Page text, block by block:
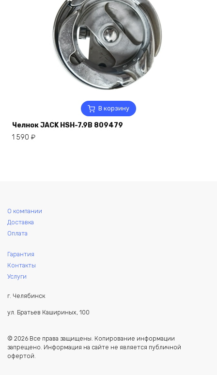
В корзину
Челнок JACK HSH-7.9B 809479
1 590 ₽
О компании
Доставка
Оплата
Гарантия
Контакты
Услуги
г. Челябинск
ул. Братьев Кашириных, 100
© 2026 Все права защищены. Копирование информации
запрещено. Информация на сайте не является публичной
офертой.